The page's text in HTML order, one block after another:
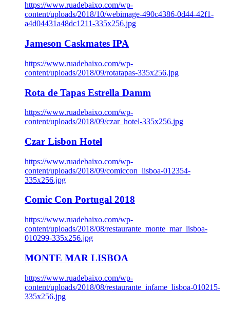
https://www.ruadebaixo.com/wp-
content/uploads/2018/10/webimage-490c4386-0d44-42f1-
a4d04431a48dc1211-335x256.jpg
Jameson Caskmates IPA
https://www.ruadebaixo.com/wp-
content/uploads/2018/09/rotatapas-335x256.jpg
Rota de Tapas Estrella Damm
https://www.ruadebaixo.com/wp-
content/uploads/2018/09/czar_hotel-335x256.jpg
Czar Lisbon Hotel
https://www.ruadebaixo.com/wp-
content/uploads/2018/09/comiccon_lisboa-012354-
335x256.jpg
Comic Con Portugal 2018
https://www.ruadebaixo.com/wp-
content/uploads/2018/08/restaurante_monte_mar_lisboa-
010299-335x256.jpg
MONTE MAR LISBOA
https://www.ruadebaixo.com/wp-
content/uploads/2018/08/restaurante_infame_lisboa-010215-
335x256.jpg